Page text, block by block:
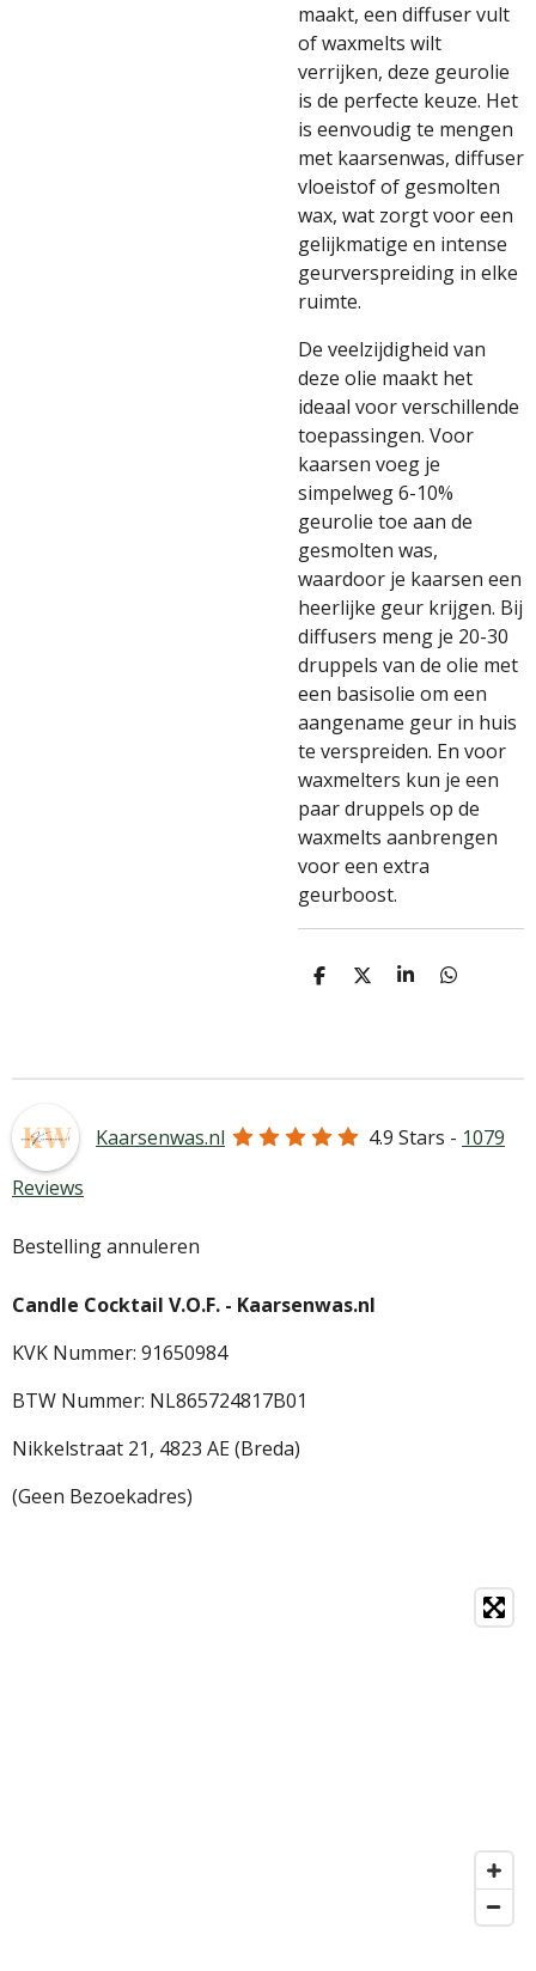
maakt, een diffuser vult
of waxmelts wilt
verrijken, deze geurolie
is de perfecte keuze. Het
is eenvoudig te mengen
met kaarsenwas, diffuser
vloeistof of gesmolten
wax, wat zorgt voor een
gelijkmatige en intense
geurverspreiding in elke
ruimte.
De veelzijdigheid van
deze olie maakt het
ideaal voor verschillende
toepassingen. Voor
kaarsen voeg je
simpelweg 6-10%
geurolie toe aan de
gesmolten was,
waardoor je kaarsen een
heerlijke geur krijgen. Bij
diffusers meng je 20-30
druppels van de olie met
een basisolie om een
aangename geur in huis
te verspreiden. En voor
waxmelters kun je een
paar druppels op de
waxmelts aanbrengen
voor een extra
geurboost.
D
D
S
D
Kaarsenwas.nl 4.9 Stars - 1079
Reviews
Bestelling annuleren
Candle Cocktail V.O.F. - Kaarsenwas.nl
KVK Nummer: 91650984
BTW Nummer: NL865724817B01
Nikkelstraat 21, 4823 AE (Breda)
(Geen Bezoekadres)